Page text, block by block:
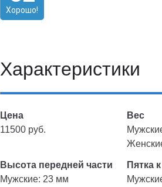
Хорошо!
Характеристики
Цена
11500 руб.
Вес
Высота передней части
Мужские: 23 мм
Пятка